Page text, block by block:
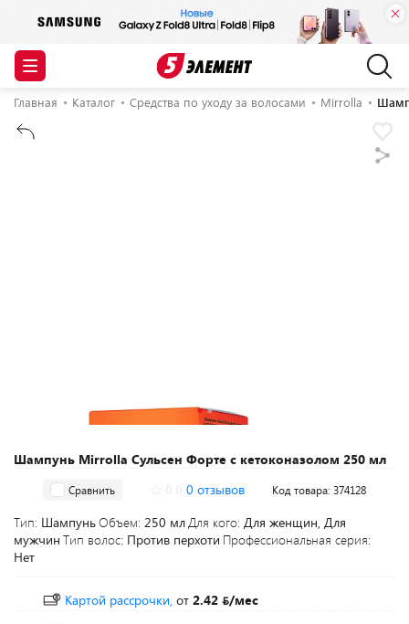
Главная Каталог Средства по уходу за волосами Mirrolla
Шампунь Mirrolla Сульсен Форте с кетоконазолом 250 мл
Сравнить 0 отзывов Код товара: 374128
Тип: ШампуньОбъем: 250 млДля кого: Для женщин, Для
мужчин Тип волос: Против перхоти Профессиональная серия:
Нет
Картой рассрочки, от 2.42
/мес